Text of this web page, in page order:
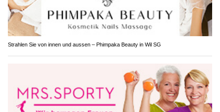
Strahlen Sie von innen und aussen – Phimpaka Beauty in Wil SG